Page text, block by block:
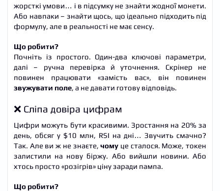
жорсткі умови… і в підсумку не знайти жодної монети.
Або навпаки – знайти щось, що ідеально підходить під
формулу, але в реальності не має сенсу.
Що робити?
Почніть із простого. Один-два ключові параметри,
далі – ручна перевірка й уточнення. Скрінер не
повинен працювати «замість вас», він повинен
звужувати поле, а не давати готову відповідь.
❌ Сліпа довіра цифрам
Цифри можуть бути красивими. Зростання на 20% за
день, обсяг у $10 млн, RSI на дні… Звучить смачно?
Так. Але ви ж не знаєте,чому це сталося. Може, токен
залистили на нову біржу. Або вийшли новини. Або
хтось просто «розігрів» ціну заради пампа.
Що робити?